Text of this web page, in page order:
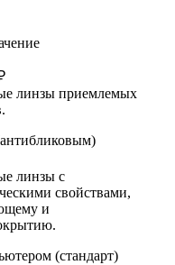
линзы приемлемых
линзы с
свойствами,
и
(стандарт)